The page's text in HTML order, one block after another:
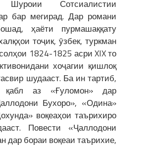
Шуроии Сотсиалистии
бар мегирад. Дар романи
ҳаёти пурмашаққату
тоҷик, ӯзбек, туркман
1824-1825 асри XIX то
хоҷагии қишлоқ
шудааст. Ба ин тартиб,
аз «Ғуломон» дар
Бухоро», «Одина»
воқеаҳои таърихиро
Повести «Ҷаллодони
дар бораи воқеаи таърихие,